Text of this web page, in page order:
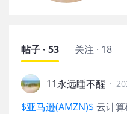
帖子 · 53 关注 · 18
11永远睡不醒 ·
$亚马逊(AMZN)$ 云计